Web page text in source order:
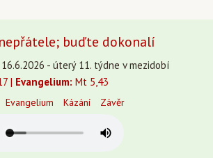
buďte dokonalí
- úterý 11. týdne v mezidobí
| Evangelium: Mt 5,43
Evangelium Kázání Závěr